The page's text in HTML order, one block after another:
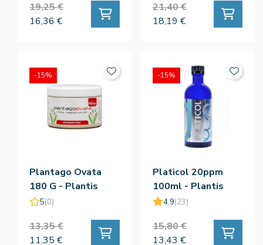
19,25 €
16,36 €
21,40 €
18,19 €
Plantago Ovata
180 G - Plantis
5(0)
13,35 €
11,35 €
-15%
Platicol 20ppm
100ml - Plantis
4.9(23)
15,80 €
13,43 €
-15%